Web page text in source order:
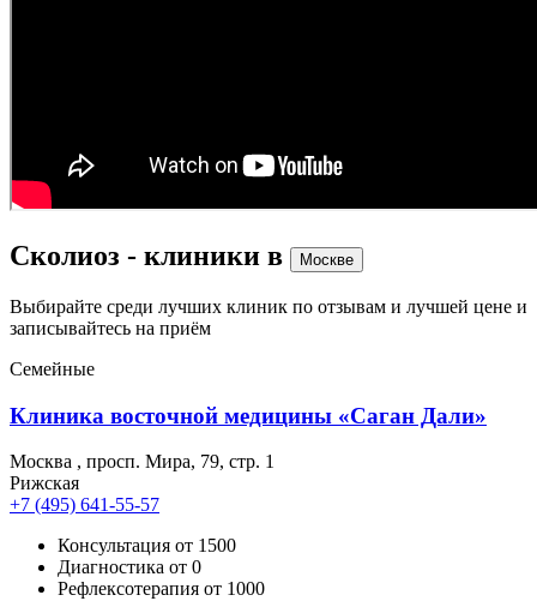
Сколиоз - клиники в Москве
Выбирайте среди лучших клиник по отзывам и лучшей цене и
записывайтесь на приём
Семейные
Клиника восточной медицины «Саган Дали»
Москва , просп. Мира, 79, стр. 1
Рижская
+7 (495) 641-55-57
Консультация от 1500
Диагностика от 0
Рефлексотерапия от 1000